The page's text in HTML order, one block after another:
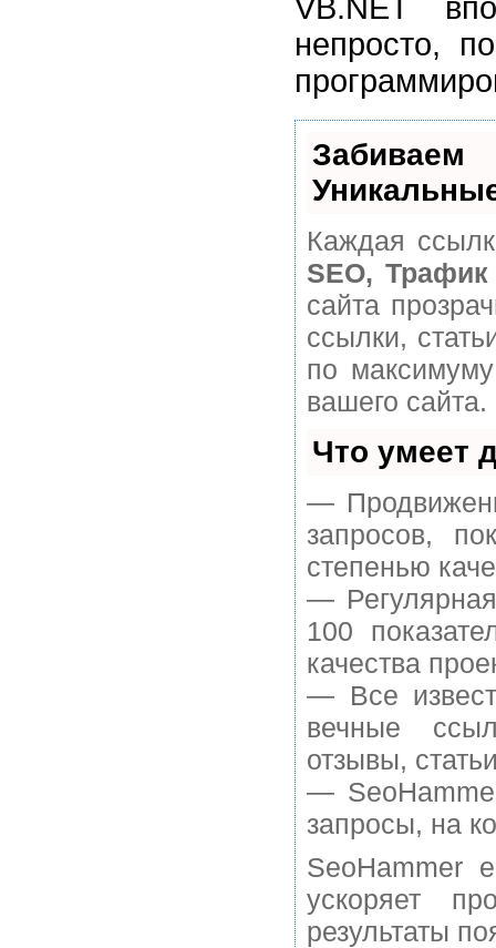
VB.NET
непросто,
Каждая
SEO,
сайта
ссылки,
по
вашего сайта.
Что умеет
—
запросов,
степенью
—
100
качества
— Все
вечные
отзывы,
—
запросы, на
SeoHammer
ускоряет
результаты